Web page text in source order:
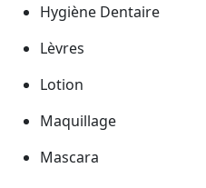
Hygiène Dentaire
Lèvres
Lotion
Maquillage
Mascara